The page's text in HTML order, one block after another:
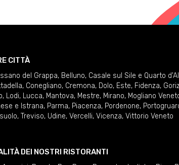
CITTÀ
del Grappa, Belluno, Casale sul Sile e Quarto
, Conegliano, Cremona, Dolo, Este, Fidenza,
, Lodi, Lucca, Mantova, Mestre, Mirano, Mogliano
e Istrana, Parma, Piacenza, Pordenone,
, Treviso, Udine, Vercelli, Vicenza, Vittorio Veneto
DEI NOSTRI RISTORANTI